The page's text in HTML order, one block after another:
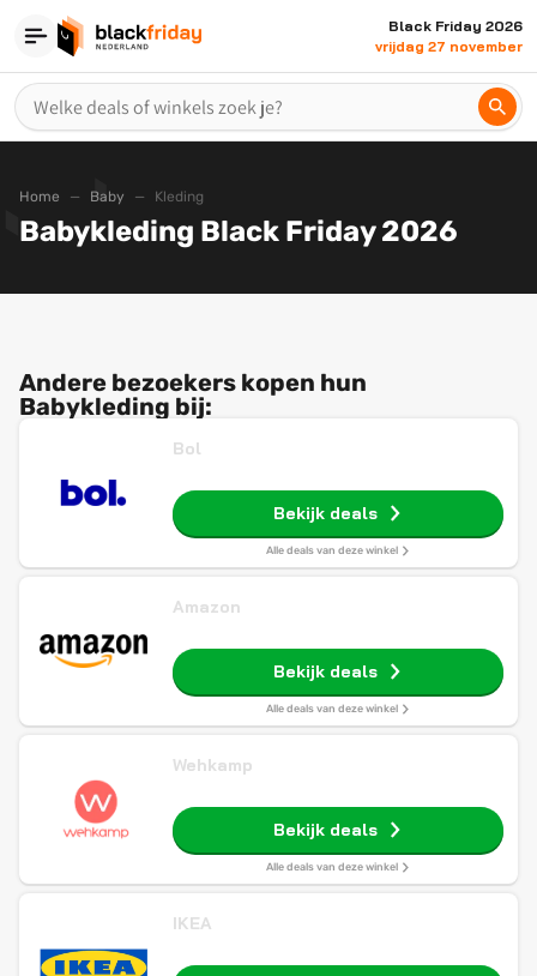
Black Friday 2026
vrijdag 27 november
Home Baby Kleding
Babykleding Black Friday 2026
Andere bezoekers kopen hun
Babykleding bij:
Bol
Bekijk deals
Alle deals van deze winkel
Amazon
Bekijk deals
Alle deals van deze winkel
Wehkamp
Bekijk deals
Alle deals van deze winkel
IKEA